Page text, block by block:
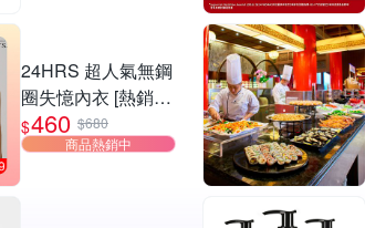
24HRS 超人氣無鋼
圈失憶內衣 [熱銷好
評]
$460 $680
商品熱銷中